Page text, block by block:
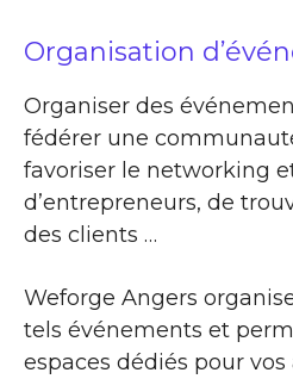
Organisation
Organiser des
fédérer une
favoriser le networking
d’entrepreneurs, de
des clients …
Weforge Angers
tels événements et
espaces dédiés pour